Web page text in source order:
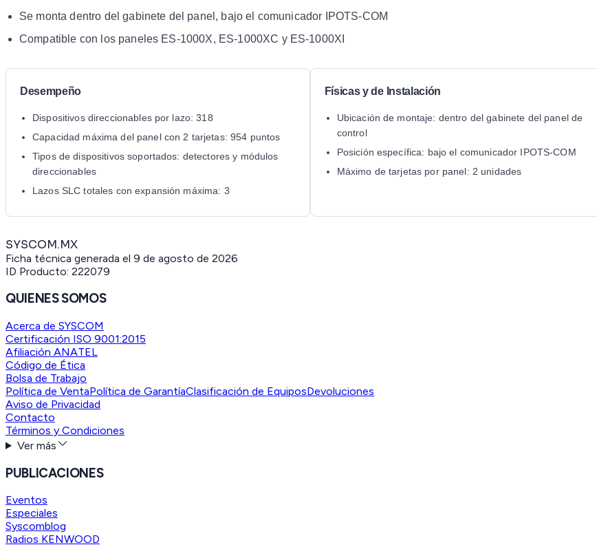
Se monta dentro del gabinete del panel, bajo el comunicador IPOTS-COM
Compatible con los paneles ES-1000X, ES-1000XC y ES-1000XI
Desempeño
Dispositivos direccionables por lazo: 318
Capacidad máxima del panel con 2 tarjetas: 954 puntos
Tipos de dispositivos soportados: detectores y módulos
direccionables
Lazos SLC totales con expansión máxima: 3
Físicas y de Instalación
Ubicación de montaje: dentro del gabinete del panel de
control
Posición específica: bajo el comunicador IPOTS-COM
Máximo de tarjetas por panel: 2 unidades
SYSCOM.MX
Ficha técnica generada el 9 de agosto de 2026
ID Producto: 222079
QUIENES SOMOS
Acerca de SYSCOM
Certificación ISO 9001:2015
Afiliación ANATEL
Código de Ética
Bolsa de Trabajo
Política de VentaPolítica de GarantíaClasificación de EquiposDevoluciones
Aviso de Privacidad
Contacto
Términos y Condiciones
Ver más
PUBLICACIONES
Eventos
Especiales
Syscomblog
Radios KENWOOD